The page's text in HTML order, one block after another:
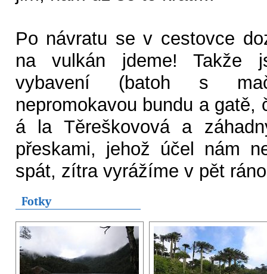
Po návratu se v cestovce
na vulkán jdeme! Takže
vybavení (batoh s
nepromokavou bundu a gatě,
á la Těreškovová a
přeskami, jehož účel nám
spát, zítra vyrážíme v pět
Fotky